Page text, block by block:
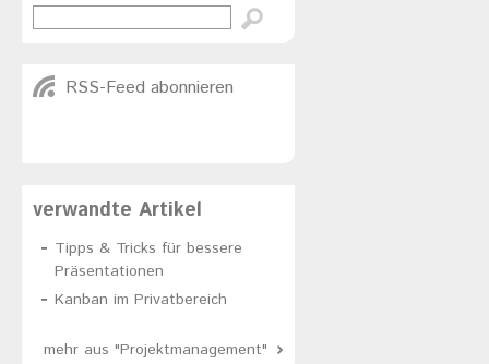
RSS-Feed abonnieren
verwandte Artikel
Tipps & Tricks für bessere
Präsentationen
Kanban im Privatbereich
mehr aus "Projektmanagement"